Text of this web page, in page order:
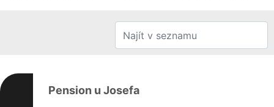
Pension u Josefa